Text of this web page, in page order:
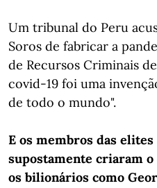
Um tribunal do Peru
Soros de fabricar a
de Recursos Criminais
covid-19 foi uma
de todo o mundo".
E os membros das
supostamente criaram
os bilionários como